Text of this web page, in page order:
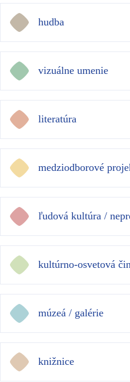
hudba
vizuálne umenie
literatúra
medziodborové
ľudová kultúra /
kultúrno-osvetová
múzeá / galérie
knižnice